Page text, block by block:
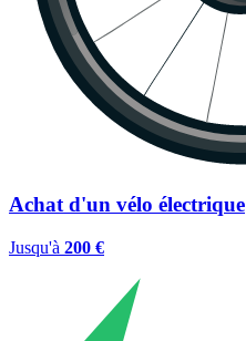
Achat d'un vélo électrique
Jusqu'à 200 €